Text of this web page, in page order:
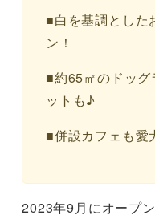
■白を基調とした
ン！
■約65㎡のドッ
ットも♪
■併設カフェも愛
2023年9月にオープ